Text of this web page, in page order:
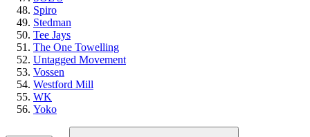
Spiro
Stedman
Tee Jays
The One Towelling
Untagged Movement
Vossen
Westford Mill
WK
Yoko